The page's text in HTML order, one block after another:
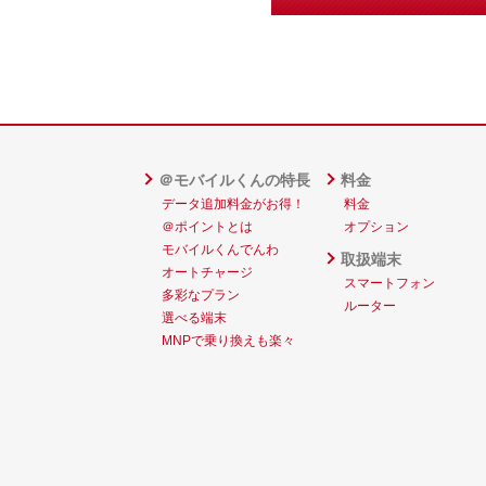
＠モバイルくんの特長
データ追加料金がお得！
＠ポイントとは
モバイルくんでんわ
オートチャージ
多彩なプラン
選べる端末
MNPで乗り換えも楽々
料金
料金
オプション
取扱端末
スマートフォン
ルーター